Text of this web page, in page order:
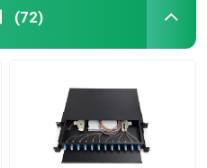
(72)